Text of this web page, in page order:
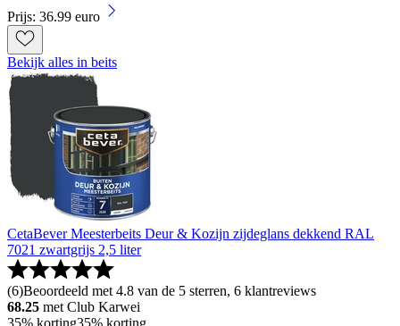
Prijs: 36.99 euro
Bekijk alles in beits
CetaBever Meesterbeits Deur & Kozijn zijdeglans dekkend RAL
7021 zwartgrijs 2,5 liter
(6)Beoordeeld met 4.8 van de 5 sterren, 6 klantreviews
68.25 met Club Karwei
35% korting35% korting